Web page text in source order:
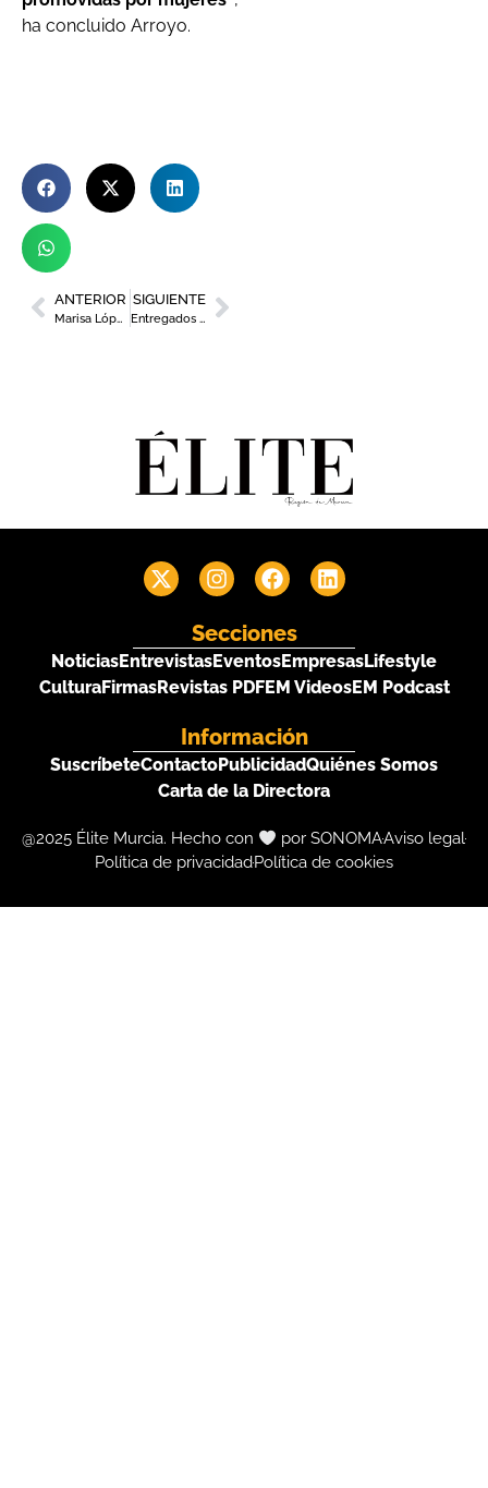
ha concluido Arroyo.
ANTERIOR
Marisa López: “La Región de Murcia tiene un gran tejido empresarial”
SIGUIENTE
Entregados los III Premios de Comunicación Experiencial de Alimentos y Bebidas
Secciones
NoticiasEntrevistasEventosEmpresasLifestyle
CulturaFirmasRevistas PDFEM VideosEM Podcast
Información
SuscríbeteContactoPublicidadQuiénes Somos
Carta de la Directora
@2025 Élite Murcia. Hecho con por SONOMAAviso legal
Política de privacidadPolítica de cookies